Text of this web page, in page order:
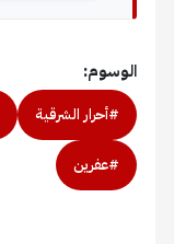
الوسوم:
#أحرار الشرقية
#عفرين